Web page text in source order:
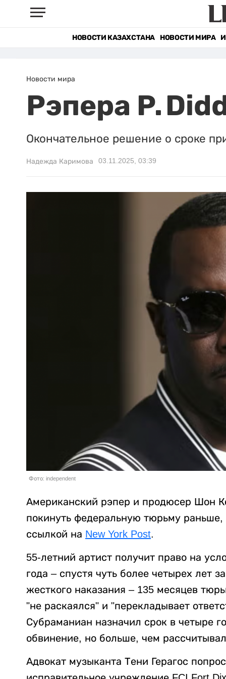
НОВОСТИ КАЗАХСТАНА НОВОСТИ МИРА
Новости мира
Рэпера P.
Окончательное решение о сроке
Надежда Каримова 03.11.2025, 03:39
Фото: independent
Американский рэпер и продюсер Шон
покинуть федеральную тюрьму
ссылкой на New York Post.
55-летний артист получит право на
года – спустя чуть более четырех лет
жесткого наказания – 135 месяцев
"не раскаялся" и "перекладывает
Субраманиан назначил срок в четыре
обвинение, но больше, чем
Адвокат музыканта Тени Герагос